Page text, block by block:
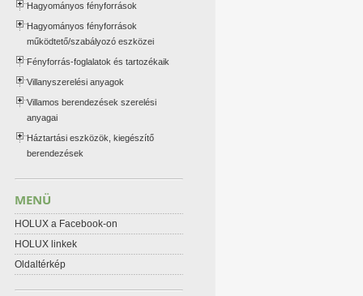
Hagyományos fényforrások
Hagyományos fényforrások
működtető/szabályozó eszközei
Fényforrás-foglalatok és tartozékaik
Villanyszerelési anyagok
Villamos berendezések szerelési
anyagai
Háztartási eszközök, kiegészítő
berendezések
MENÜ
HOLUX a Facebook-on
HOLUX linkek
Oldaltérkép